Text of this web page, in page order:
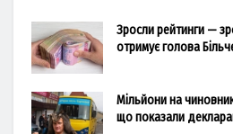
Зросли рейтинги —
отримує голова
Мільйони на
що показали